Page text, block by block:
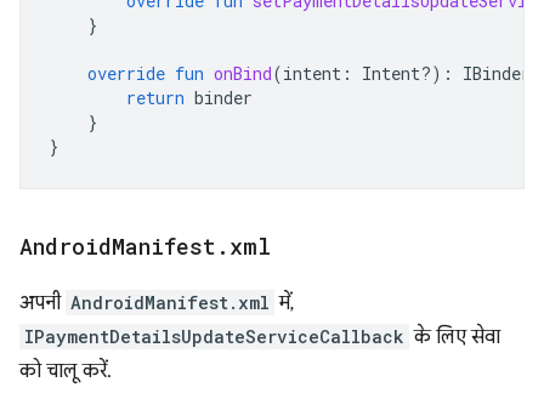
}
override fun onBind(intent : Intent?) :
return binder
}
}
AndroidManifest . xml
अपनी AndroidManifest.xml में,
IPaymentDetailsUpdateServiceCallback के लिए सेवा
को चालू करें.